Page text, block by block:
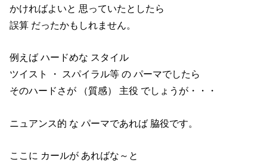
かければよいと 思っていたとしたら
誤算 だったかもしれません。
例えば ハードめな スタイル
ツイスト ・ スパイラル等 の パーマでしたら
そのハードさが （質感） 主役 でしょうが・・・
ニュアンス的 な パーマであれば 脇役です。
ここに カールが あればな～と